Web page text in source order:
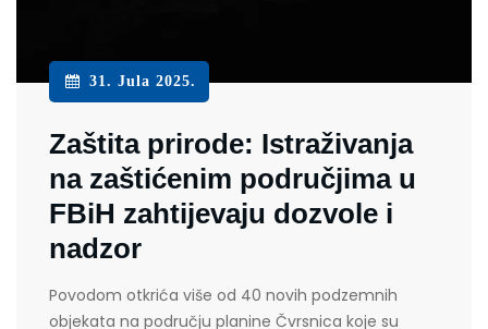
31. Jula 2025.
Zaštita prirode: Istraživanja
na zaštićenim područjima u
FBiH zahtijevaju dozvole i
nadzor
Povodom otkrića više od 40 novih podzemnih
objekata na području planine Čvrsnica koje su